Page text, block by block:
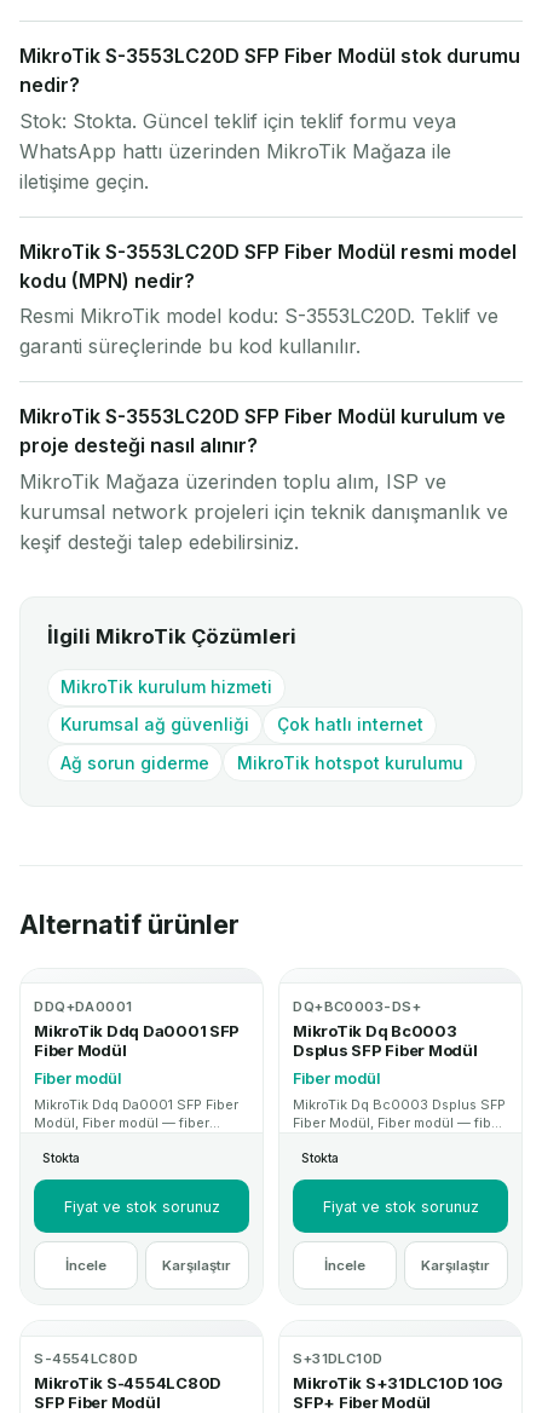
MikroTik S-3553LC20D SFP Fiber Modül stok durumu
nedir?
Stok: Stokta. Güncel teklif için teklif formu veya
WhatsApp hattı üzerinden MikroTik Mağaza ile
iletişime geçin.
MikroTik S-3553LC20D SFP Fiber Modül resmi model
kodu (MPN) nedir?
Resmi MikroTik model kodu: S-3553LC20D. Teklif ve
garanti süreçlerinde bu kod kullanılır.
MikroTik S-3553LC20D SFP Fiber Modül kurulum ve
proje desteği nasıl alınır?
MikroTik Mağaza üzerinden toplu alım, ISP ve
kurumsal network projeleri için teknik danışmanlık ve
keşif desteği talep edebilirsiniz.
İlgili MikroTik Çözümleri
MikroTik kurulum hizmeti
Kurumsal ağ güvenliği
Çok hatlı internet
Ağ sorun giderme
MikroTik hotspot kurulumu
Alternatif ürünler
DDQ+DA0001
MikroTik Ddq Da0001 SFP
Fiber Modül
Fiber modül
MikroTik Ddq Da0001 SFP Fiber
Modül, Fiber modül — fiber
kullanılan SFP/QSFP modül
çözümüdür. Kurumsal proje ve
teknik destek için MikroTik
Mağaza.
Stokta
Fiyat ve stok sorunuz
İncele Karşılaştır
DQ+BC0003-DS+
MikroTik Dq Bc0003
Dsplus SFP Fiber Modül
Fiber modül
MikroTik Dq Bc0003 Dsplus SFP
Fiber Modül, Fiber modül — fiber
kullanılan SFP/QSFP modül
çözümüdür. Kurumsal proje ve
teknik destek için MikroTik
Mağaza.
Stokta
Fiyat ve stok sorunuz
İncele Karşılaştır
S-4554LC80D
MikroTik S-4554LC80D
SFP Fiber Modül
S+31DLC10D
MikroTik S+31DLC10D 10G
SFP+ Fiber Modül